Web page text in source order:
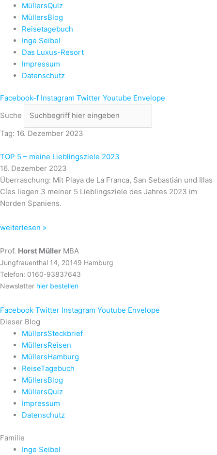
MüllersQuiz
MüllersBlog
Reisetagebuch
Inge Seibel
Das Luxus-Resort
Impressum
Datenschutz
Facebook-f Instagram Twitter Youtube Envelope
Suche
Tag: 16. Dezember 2023
TOP 5 – meine Lieblingsziele 2023
16. Dezember 2023
Überraschung: Mit Playa de La Franca, San Sebastián und Illas
Cíes liegen 3 meiner 5 Lieblingsziele des Jahres 2023 im
Norden Spaniens.
weiterlesen »
Prof. Horst Müller MBA
Jungfrauenthal 14, 20149 Hamburg
Telefon: 0160-93837643
Newsletter hier bestellen
Facebook Twitter Instagram Youtube Envelope
Dieser Blog
MüllersSteckbrief
MüllersReisen
MüllersHamburg
ReiseTagebuch
MüllersBlog
MüllersQuiz
Impressum
Datenschutz
Familie
Inge Seibel